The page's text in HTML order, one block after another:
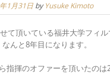
1月31日 byYusuke Kimoto
て頂いている福井大学フィ
んと8年目になります。
指揮のオファーを頂いたの